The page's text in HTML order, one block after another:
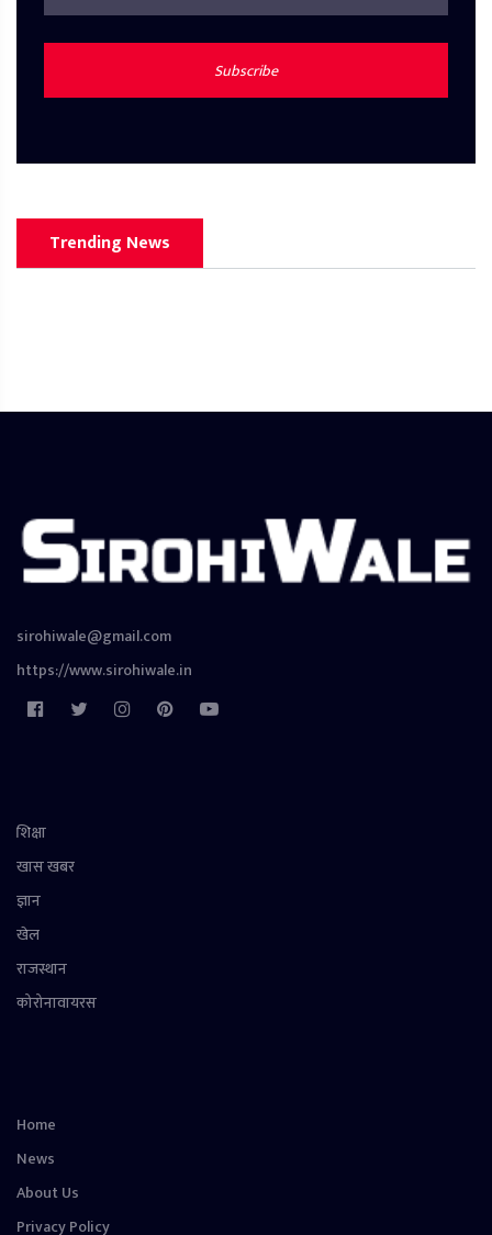
Subscribe
Trending News
sirohiwale@gmail.com
https://www.sirohiwale.in
शिक्षा
खास खबर
ज्ञान
खेल
राजस्थान
कोरोनावायरस
Home
News
About Us
Privacy Policy